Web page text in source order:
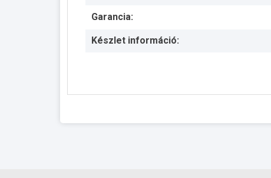
Garancia:
Készlet információ: